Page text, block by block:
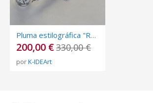
Pluma estilográfica "Rankaku"
200,00 €330,00 €
porK-IDEArt